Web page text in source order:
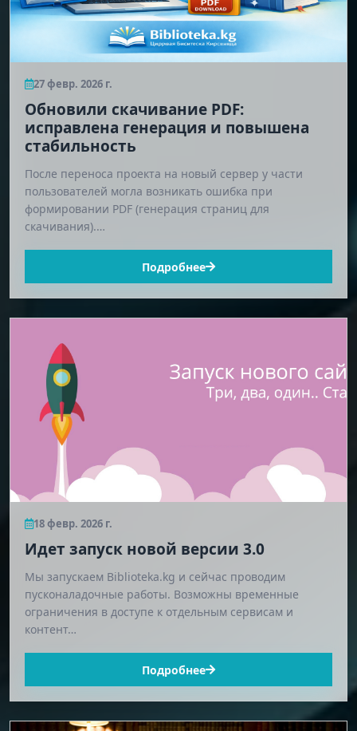
27 февр. 2026 г.
Обновили скачивание PDF:
исправлена генерация и повышена
стабильность
После переноса проекта на новый сервер у части
пользователей могла возникать ошибка при
формировании PDF (генерация страниц для
скачивания).…
Подробнее
18 февр. 2026 г.
Идет запуск новой версии 3.0
Мы запускаем Biblioteka.kg и сейчас проводим
пусконаладочные работы. Возможны временные
ограничения в доступе к отдельным сервисам и
контент…
Подробнее